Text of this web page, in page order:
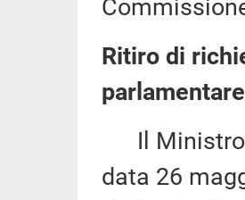
Ritiro di
Il Ministro
data 26